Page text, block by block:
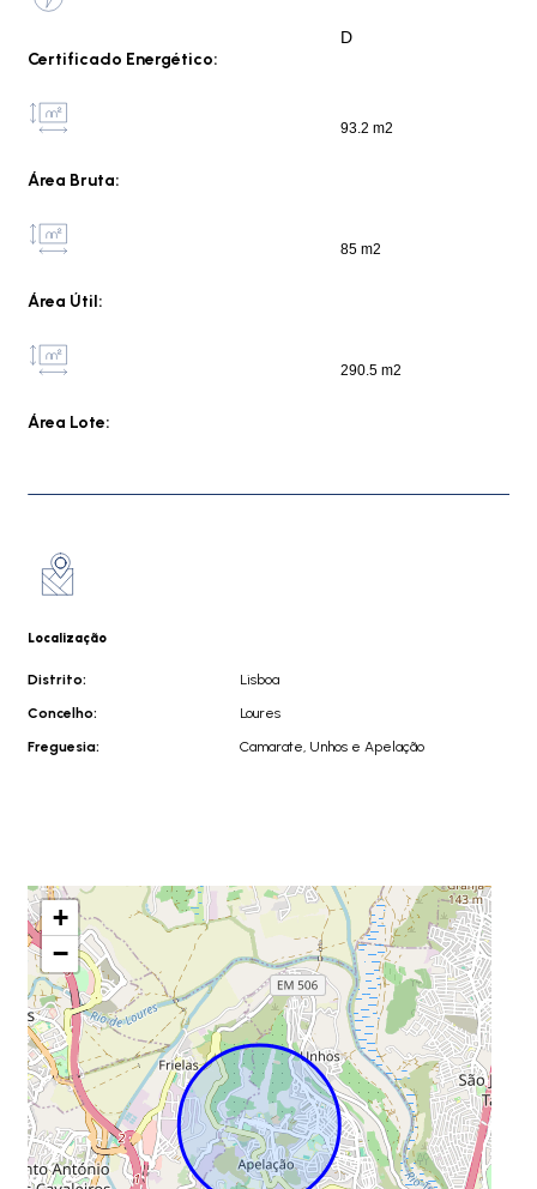
Certificado Energético:
D
Área Bruta:
93.2 m2
Área Útil:
85 m2
Área Lote:
290.5 m2
Localização
Distrito:
Lisboa
Concelho:
Loures
Freguesia:
Camarate, Unhos e Apelação
+
−